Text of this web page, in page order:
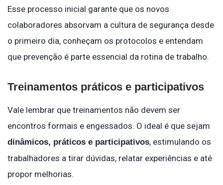
Esse processo inicial garante que os novos
colaboradores absorvam a cultura de segurança desde
o primeiro dia, conheçam os protocolos e entendam
que prevenção é parte essencial da rotina de trabalho.
Treinamentos práticos e participativos
Vale lembrar que treinamentos não devem ser
encontros formais e engessados. O ideal é que sejam
dinâmicos, práticos e participativos, estimulando os
trabalhadores a tirar dúvidas, relatar experiências e até
propor melhorias.